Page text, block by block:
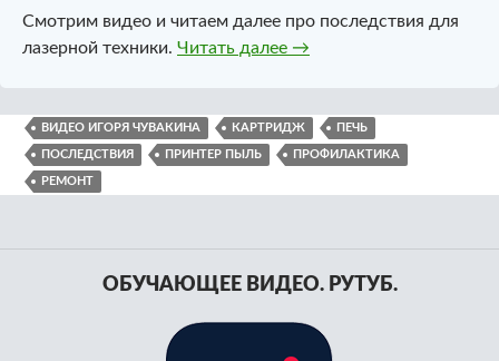
Смотрим видео и читаем далее про последствия для
лазерной техники. Читать далее Принтеры и пыль
→
ВИДЕО ИГОРЯ ЧУВАКИНА КАРТРИДЖ ПЕЧЬ
ПОСЛЕДСТВИЯ ПРИНТЕР ПЫЛЬ ПРОФИЛАКТИКА
РЕМОНТ
ОБУЧАЮЩЕЕ ВИДЕО. РУТУБ.